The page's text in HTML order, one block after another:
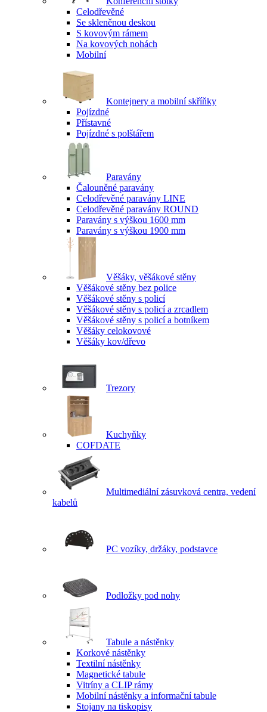
Celodřevěné
Se skleněnou deskou
S kovovým rámem
Na kovových nohách
Mobilní
Kontejnery a mobilní skříňky
Pojízdné
Přístavné
Pojízdné s polštářem
Paravány
Čalouněné paravány
Celodřevěné paravány LINE
Celodřevěné paravány ROUND
Paravány s výškou 1600 mm
Paravány s výškou 1900 mm
Věšáky, věšákové stěny
Věšákové stěny bez police
Věšákové stěny s policí
Věšákové stěny s policí a zrcadlem
Věšákové stěny s policí a botníkem
Věšáky celokovové
Věšáky kov/dřevo
Trezory
Kuchyňky
COFDATE
Multimediální zásuvková centra, vedení
kabelů
PC vozíky, držáky, podstavce
Podložky pod nohy
Tabule a nástěnky
Korkové nástěnky
Textilní nástěnky
Magnetické tabule
Vitríny a CLIP rámy
Mobilní nástěnky a informační tabule
Stojany na tiskopisy